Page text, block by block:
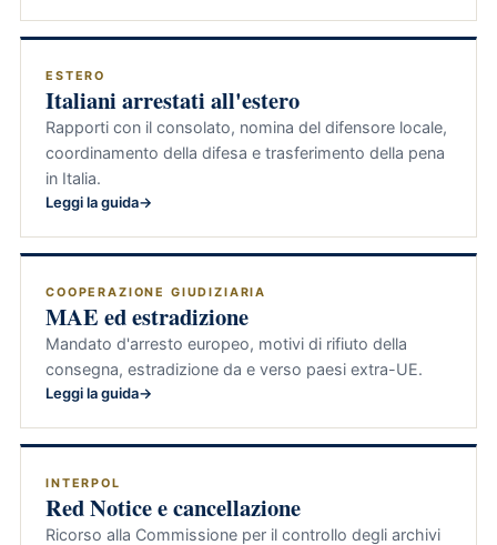
ESTERO
Italiani arrestati all'estero
Rapporti con il consolato, nomina del difensore locale,
coordinamento della difesa e trasferimento della pena
in Italia.
Leggi la guida
COOPERAZIONE GIUDIZIARIA
MAE ed estradizione
Mandato d'arresto europeo, motivi di rifiuto della
consegna, estradizione da e verso paesi extra-UE.
Leggi la guida
INTERPOL
Red Notice e cancellazione
Ricorso alla Commissione per il controllo degli archivi